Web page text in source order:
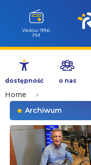
Przejdź
treści
Wołów 99.6
FM
dostępność o nas
Home
»
Archiwum